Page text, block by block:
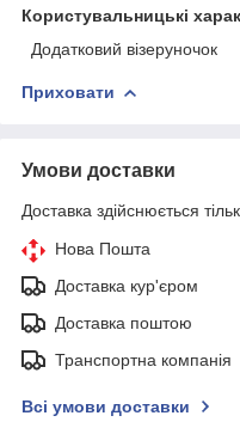
Користувальницькі
Додатковий візеруночок
Приховати
Умови доставки
Доставка здійснюється
Нова Пошта
Доставка кур'єром
Доставка поштою
Транспортна компанія
Всі умови доставки